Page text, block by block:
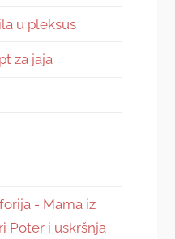
u pleksus
za jaja
- Mama iz
Poter i uskršnja